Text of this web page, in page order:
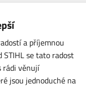
a příjemnou
se tato radost
rádi věnují
jsou jednoduché na